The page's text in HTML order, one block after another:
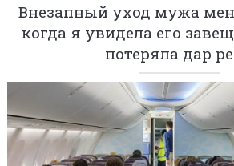
Внезапный уход мужа
когда я увидела его
потеряла дар